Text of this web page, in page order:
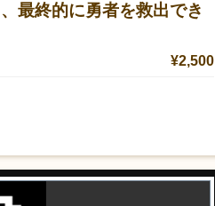
最終的に勇者を救出でき
¥2,500